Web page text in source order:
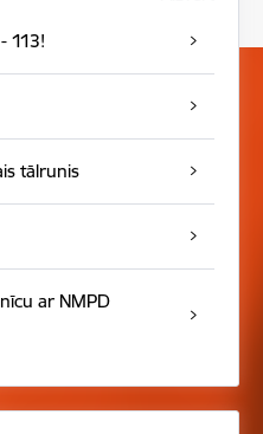
113!
tālrunis
ar NMPD